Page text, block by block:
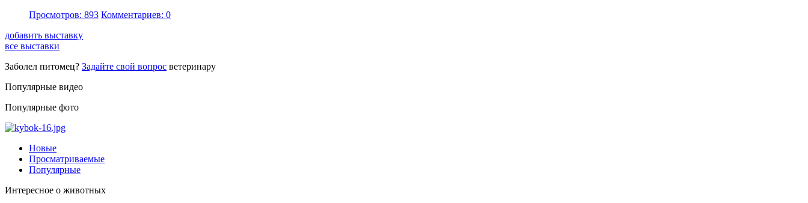
Просмотров: 893 Комментариев: 0
добавить выставку
все выставки
Заболел питомец? Задайте свой вопрос ветеринару
Популярные видео
Популярные фото
Новые
Просматриваемые
Популярные
Интересное о животных